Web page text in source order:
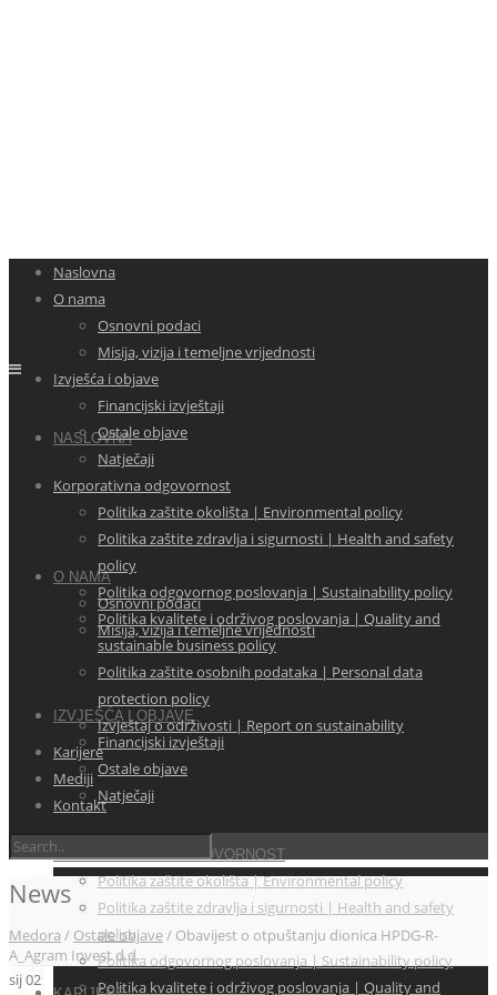
NASLOVNA
O NAMA
Osnovni podaci
Misija, vizija i temeljne vrijednosti
IZVJEŠĆA I OBJAVE
Financijski izvještaji
Ostale objave
Natječaji
KORPORATIVNA ODGOVORNOST
Politika zaštite okolišta | Environmental policy
Politika zaštite zdravlja i sigurnosti | Health and safety
policy
Politika odgovornog poslovanja | Sustainability policy
Politika kvalitete i održivog poslovanja | Quality and
Naslovna
O nama
Osnovni podaci
Misija, vizija i temeljne vrijednosti
Izvješća i objave
Financijski izvještaji
Ostale objave
Natječaji
Korporativna odgovornost
Politika zaštite okolišta | Environmental policy
Politika zaštite zdravlja i sigurnosti | Health and safety
policy
Politika odgovornog poslovanja | Sustainability policy
Politika kvalitete i održivog poslovanja | Quality and
sustainable business policy
Politika zaštite osobnih podataka | Personal data
protection policy
Izvještaj o održivosti | Report on sustainability
Karijere
Mediji
Kontakt
News
Medora / Ostale objave/ Obavijest o otpuštanju dionica HPDG-R-
A_Agram Invest d.d.
sij02